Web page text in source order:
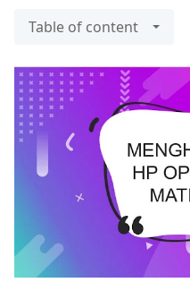
Table of content